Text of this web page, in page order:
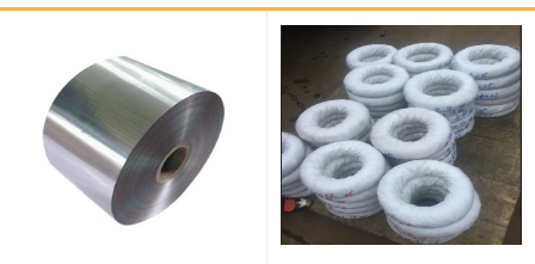
331,000 -10,000
89,000—95,000 92,000 1,000
2#锑 85,000—91,000 88,000 1,000
1#镁 17,000—18,000 17,500 0
18,900—19,100 19,000 100